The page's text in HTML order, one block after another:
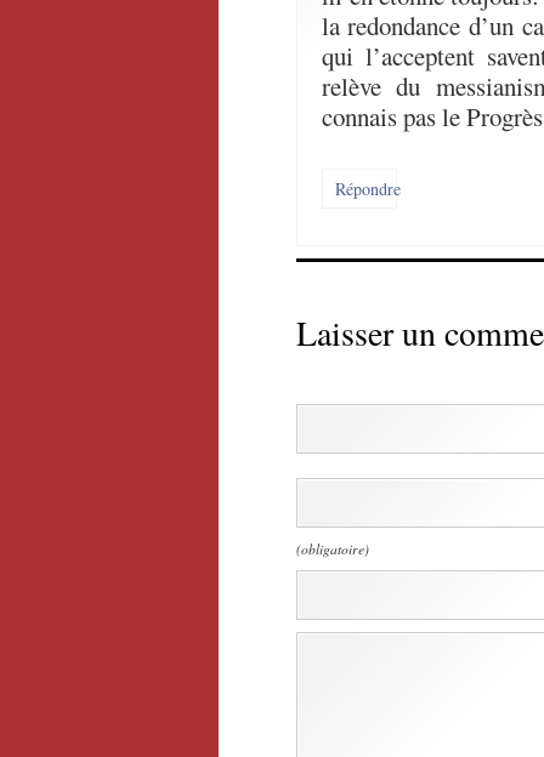
la redondance d’un
qui l’acceptent
relève du
connais pas le
Répondre
Laisser un
(obligatoire)